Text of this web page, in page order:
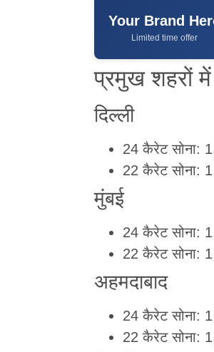
Your Brand
Limited time offer
प्रमुख शहरों
दिल्ली
24 कैरेट सोना:
22 कैरेट सोना:
मुंबई
24 कैरेट सोना:
22 कैरेट सोना:
अहमदाबाद
24 कैरेट सोना:
22 कैरेट सोना: